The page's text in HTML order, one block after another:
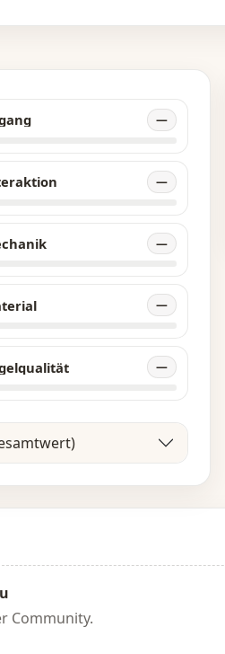
während Götterplättchen
ermöglichen, wie es Göttern nun
der die Spielentwicklung am
—
—
—
—
—
Community.